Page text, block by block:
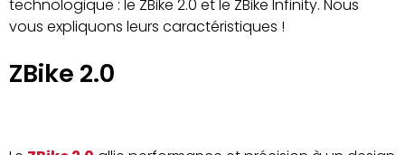
technologique : le ZBike 2.0 et le ZBike Infinity. Nous
vous expliquons leurs caractéristiques !
ZBike 2.0